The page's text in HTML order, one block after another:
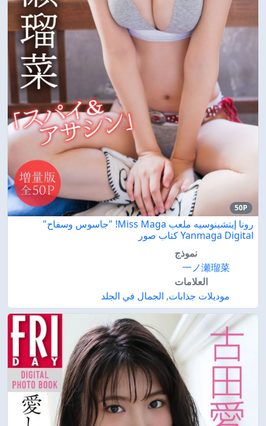
50P
رونا إيتشينوسيه ملعب Miss Maga! "جاسوس وسفاح"
Yanmaga Digital كتاب صور
نموذج
一ノ瀬瑠菜
العلامات
موديلات جذابات, الجمال في الجلد